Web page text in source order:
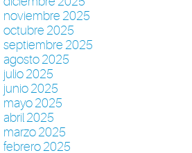
noviembre 2025
octubre 2025
septiembre 2025
agosto 2025
julio 2025
junio 2025
mayo 2025
abril 2025
marzo 2025
febrero 2025